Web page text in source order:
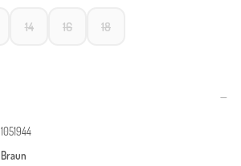
14 16 18
1051944
Braun